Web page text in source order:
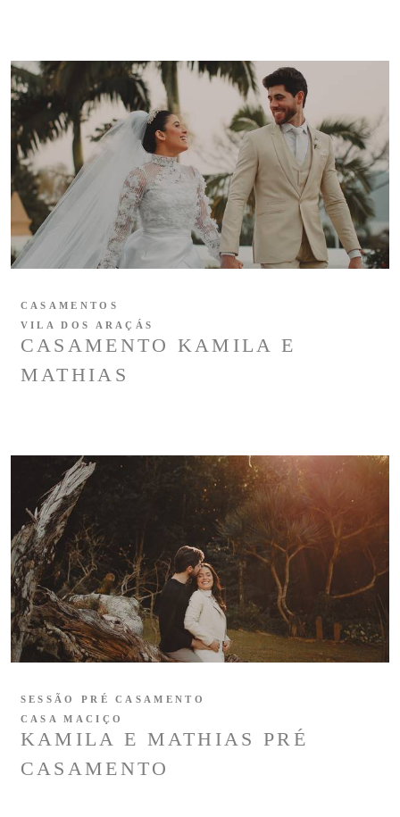
CASAMENTO KAMILA E
MATHIAS
CASAMENTOS
VILA DOS ARAÇÁS
KAMILA E MATHIAS PRÉ
CASAMENTO
SESSÃO PRÉ CASAMENTO
CASA MACIÇO